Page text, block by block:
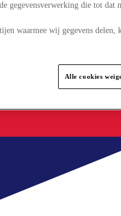
gegevensverwerking die tot dat
waarmee wij gegevens
Alle cookies